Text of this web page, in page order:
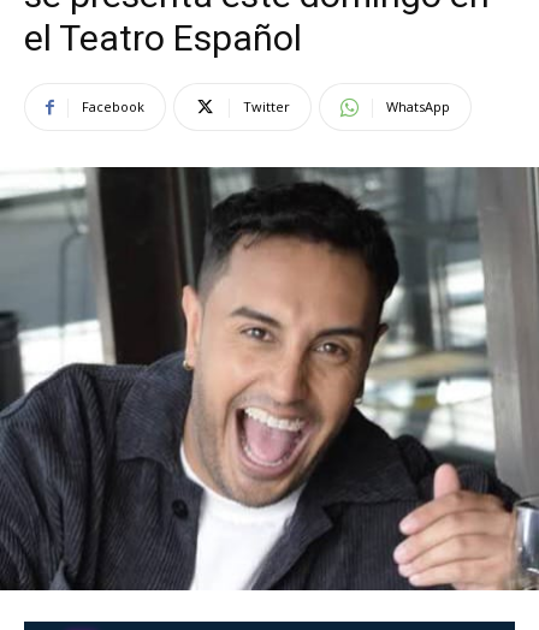
el Teatro Español
Facebook Twitter WhatsApp